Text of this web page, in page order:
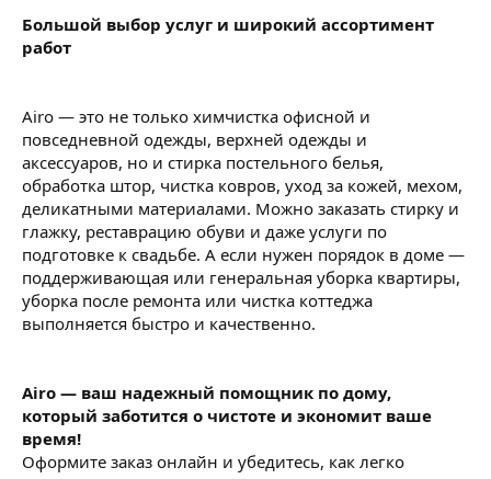
Большой выбор услуг и широкий ассортимент
работ
Airo — это не только химчистка офисной и
повседневной одежды, верхней одежды и
аксессуаров, но и стирка постельного белья,
обработка штор, чистка ковров, уход за кожей, мехом,
деликатными материалами. Можно заказать стирку и
глажку, реставрацию обуви и даже услуги по
подготовке к свадьбе. А если нужен порядок в доме —
поддерживающая или генеральная уборка квартиры,
уборка после ремонта или чистка коттеджа
выполняется быстро и качественно.
Airo — ваш надежный помощник по дому,
который заботится о чистоте и экономит ваше
время!
Оформите заказ онлайн и убедитесь, как легко